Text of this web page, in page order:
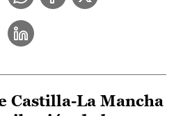
Castilla-La Mancha